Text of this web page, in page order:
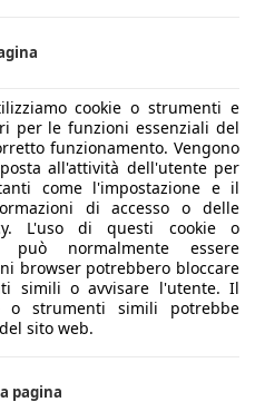
-
cookie o strumenti e
per le funzioni essenziali del
funzionamento. Vengono
all'attività dell'utente per
come l'impostazione e il
di accesso o delle
L'uso di questi cookie o
normalmente essere
browser potrebbero bloccare
simili o avvisare l'utente. Il
o strumenti simili potrebbe
sito web.
pagina